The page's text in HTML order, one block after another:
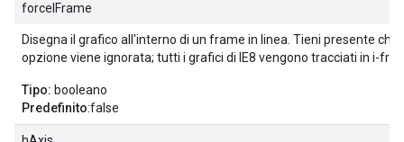
forceIFrame
Disegna il grafico all'interno di un frame in linea. Tieni presente che
opzione viene ignorata; tutti i grafici di IE8 vengono tracciati in i-
Tipo: booleano
Predefinito:false